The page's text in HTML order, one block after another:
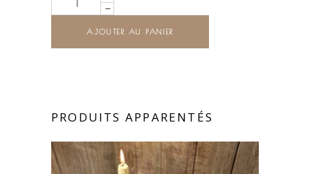
AJOUTER AU PANIER
PRODUITS APPARENTÉS